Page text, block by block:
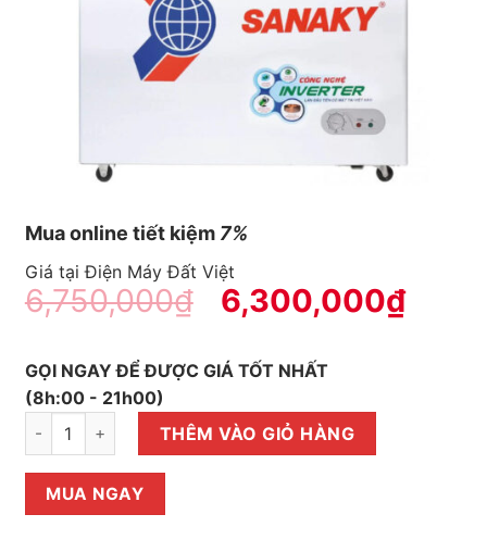
Mua online tiết kiệm 7%
Giá tại Điện Máy Đất Việt
6,750,000₫ 6,300,000₫
GỌI NGAY ĐỂ ĐƯỢC GIÁ TỐT NHẤT
(8h:00 - 21h00)
Tủ đông Sanaky Inverter 208 lít VH-2599A3 số lượng
THÊM VÀO GIỎ HÀNG
MUA NGAY